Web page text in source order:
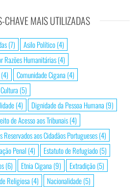
CHAVE MAIS UTILIZADAS
(7) Asilo Político(4)
Razões Humanitárias(4)
(4) Comunidade Cigana (4)
Cultura (5)
(4) Dignidade da Pessoa Humana (9)
de Acesso aos Tribunais(4)
Reservados aos Cidadãos Portugueses(4)
Penal (4) Estatuto de Refugiado(5)
(6) Etnia Cigana (9) Extradição(5)
Religiosa (4) Nacionalidade(5)